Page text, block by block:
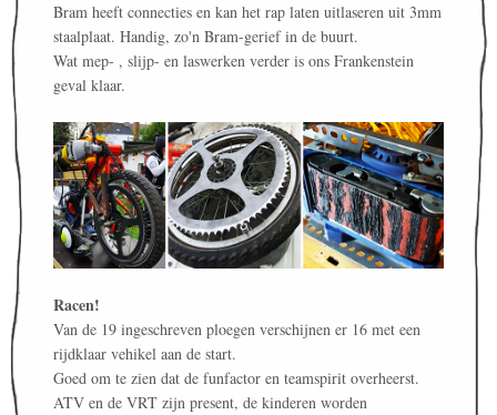
Bram heeft connecties en kan het rap laten uitlaseren uit 3mm
staalplaat. Handig, zo'n Bram-gerief in de buurt.
Wat mep- , slijp- en laswerken verder is ons Frankenstein
geval klaar.
Racen!
Van de 19 ingeschreven ploegen verschijnen er 16 met een
rijdklaar vehikel aan de start.
Goed om te zien dat de funfactor en teamspirit overheerst.
ATV en de VRT zijn present, de kinderen worden